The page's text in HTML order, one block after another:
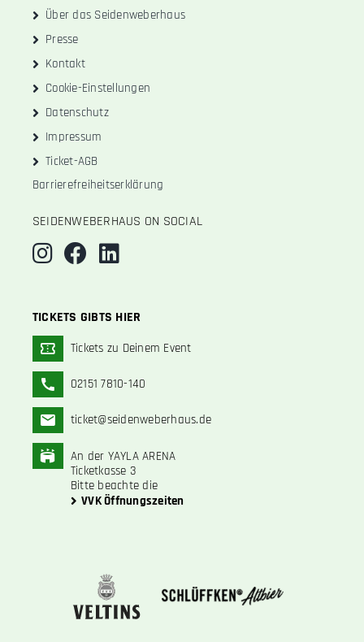
Über das Seidenweberhaus
Presse
Kontakt
Cookie-Einstellungen
Datenschutz
Impressum
Ticket-AGB
Barrierefreiheitserklärung
SEIDENWEBERHAUS ON SOCIAL
TICKETS GIBTS HIER
Tickets zu Deinem Event
02151 7810-140
ticket@seidenweberhaus.de
An der YAYLA ARENA
Ticketkasse 3
Bitte beachte die
VVK Öffnungszeiten